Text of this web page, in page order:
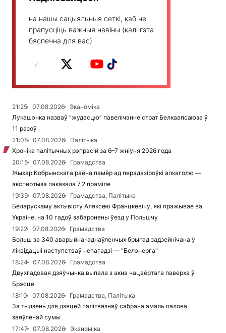
на нашы сацыяльныя сеткі, каб не
прапусціць важныя навіны (калі гэта
бяспечна для вас)
21:25 07.08.2026
Эканоміка
Лукашэнка назваў “жудасцю” павелічэнне страт Белкаапсаюза ў
11 разоў
21:08
07.08.2026
Палітыка
Хроніка палітычных рэпрэсій за 6–7 жніўня 2026 года
20:15
07.08.2026
Грамадства
Жыхар Кобрынскага раёна памёр ад перадазіроўкі алкаголю —
экспертыза паказала 7,2 праміле
19:39
07.08.2026
Грамадства, Палітыка
Беларускаму актывісту Аляксею Францкевічу, які пражывае ва
Украіне, на 10 гадоў забаронены ўезд у Польшчу
19:22
07.08.2026
Грамадства
Больш за 340 аварыйна-аднаўленчых брыгад задзейнічана ў
ліквідацыі наступстваў непагадзі — "Белэнерга"
18:24
07.08.2026
Грамадства
Двухгадовая дзяўчынка выпала з акна чацвёртага паверха ў
Брэсце
18:10
07.08.2026
Грамадства, Палітыка
За тыдзень для дзяцей палітвязняў сабрана амаль палова
заяўленай сумы
17:47
07.08.2026
Эканоміка